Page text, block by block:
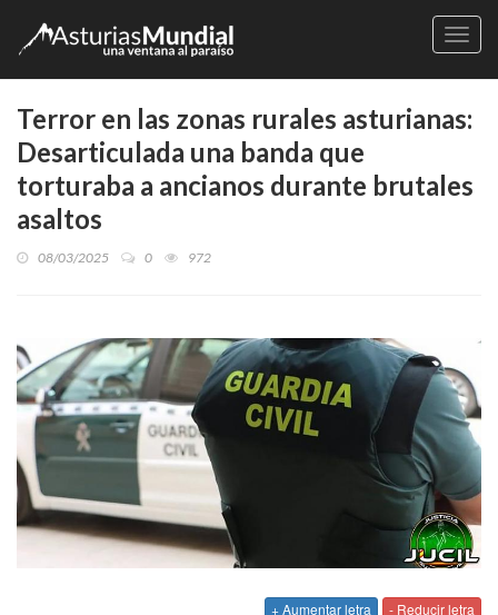
Terror en las zonas rurales asturianas:
Desarticulada una banda que
torturaba a ancianos durante brutales
asaltos
08/03/2025 0 972
+ Aumentar letra - Reducir letra